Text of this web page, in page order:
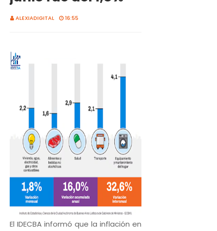
ALEXIADIGITAL 16:55
El IDECBA informó que la inflación en